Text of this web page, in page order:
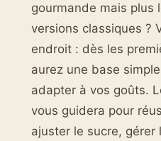
gourmande mais plus
versions classiques ?
endroit : dès les
aurez une base
adapter à vos goûts.
vous guidera pour
ajuster le sucre,